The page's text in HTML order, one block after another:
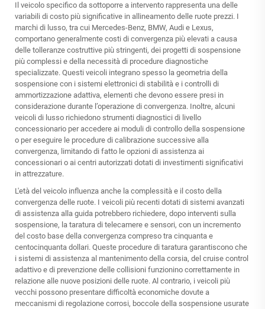
Il veicolo specifico da sottoporre a intervento rappresenta una delle
variabili di costo più significative in allineamento delle ruote prezzi. I
marchi di lusso, tra cui Mercedes-Benz, BMW, Audi e Lexus,
comportano generalmente costi di convergenza più elevati a causa
delle tolleranze costruttive più stringenti, dei progetti di sospensione
più complessi e della necessità di procedure diagnostiche
specializzate. Questi veicoli integrano spesso la geometria della
sospensione con i sistemi elettronici di stabilità e i controlli di
ammortizzazione adattiva, elementi che devono essere presi in
considerazione durante l’operazione di convergenza. Inoltre, alcuni
veicoli di lusso richiedono strumenti diagnostici di livello
concessionario per accedere ai moduli di controllo della sospensione
o per eseguire le procedure di calibrazione successive alla
convergenza, limitando di fatto le opzioni di assistenza ai
concessionari o ai centri autorizzati dotati di investimenti significativi
in attrezzature.
L'età del veicolo influenza anche la complessità e il costo della
convergenza delle ruote. I veicoli più recenti dotati di sistemi avanzati
di assistenza alla guida potrebbero richiedere, dopo interventi sulla
sospensione, la taratura di telecamere e sensori, con un incremento
del costo base della convergenza compreso tra cinquanta e
centocinquanta dollari. Queste procedure di taratura garantiscono che
i sistemi di assistenza al mantenimento della corsia, del cruise control
adattivo e di prevenzione delle collisioni funzionino correttamente in
relazione alle nuove posizioni delle ruote. Al contrario, i veicoli più
vecchi possono presentare difficoltà economiche dovute a
meccanismi di regolazione corrosi, boccole della sospensione usurate